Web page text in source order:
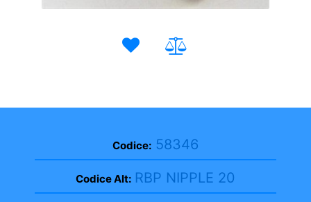
Codice: 58346
Codice Alt: RBP NIPPLE 20